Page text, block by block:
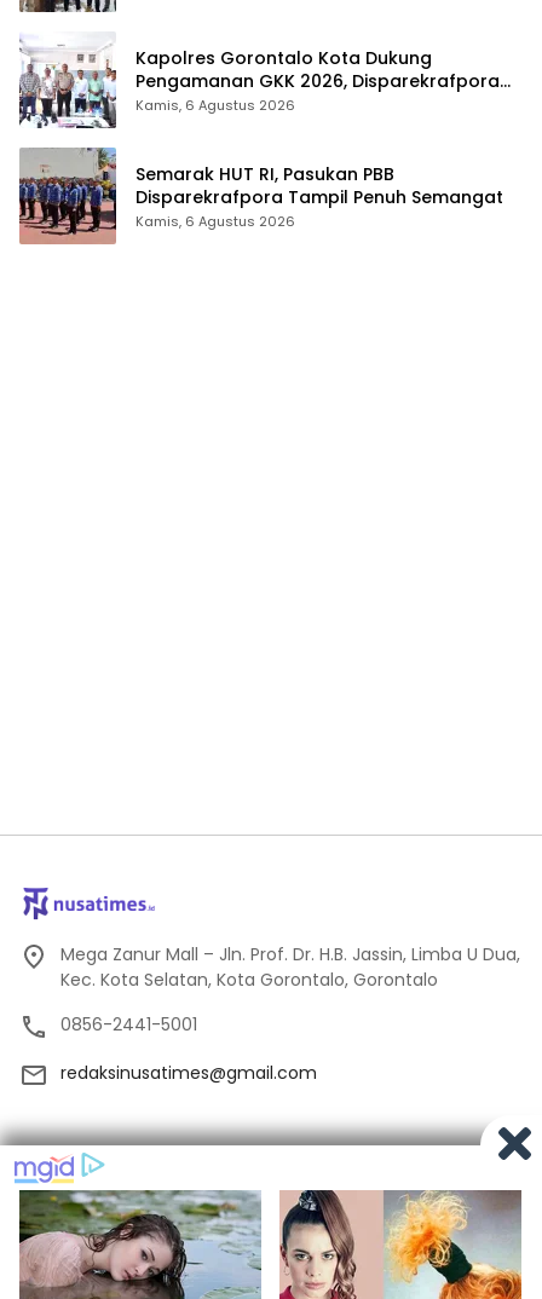
Kapolres Gorontalo Kota Dukung
Pengamanan GKK 2026, Disparekrafpora
Perkuat Sinergi Lintas Sektor
Kamis, 6 Agustus 2026
Semarak HUT RI, Pasukan PBB
Disparekrafpora Tampil Penuh Semangat
Kamis, 6 Agustus 2026
Mega Zanur Mall – Jln. Prof. Dr. H.B. Jassin, Limba U Dua,
Kec. Kota Selatan, Kota Gorontalo, Gorontalo
0856-2441-5001
redaksinusatimes@gmail.com
Tentang Kami Redaksi
Pedoman Media Siber